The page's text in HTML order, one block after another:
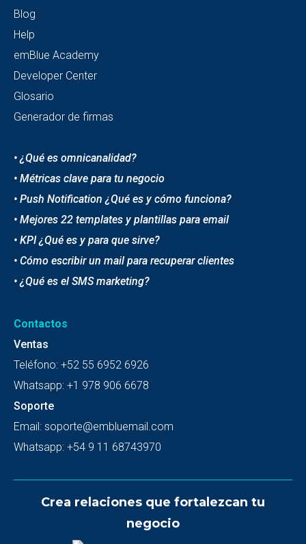
Blog
Help
emBlue Academy
Developer Center
Glosario
Generador de firmas
• ¿Qué es omnicanalidad?
• Métricas clave para tu negocio
• Push Notification ¿Qué es y cómo funciona?
• Mejores 22 templates y plantillas para email
• KPI ¿Qué es y para que sirve?
• Cómo escribir un mail para recuperar clientes
• ¿Qué es el SMS marketing?
Contactos
Ventas
Teléfono: +52 55 6952 6926
Whatsapp: +1 978 906 6678
Soporte
Email: soporte@embluemail.com
Whatsapp: +54 9 11 68743970
Crea relaciones que fortalezcan tu
negocio